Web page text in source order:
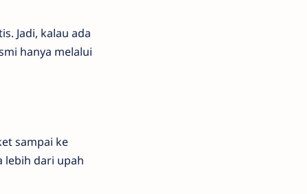
Jadi, kalau ada
hanya melalui
sampai ke
lebih dari upah